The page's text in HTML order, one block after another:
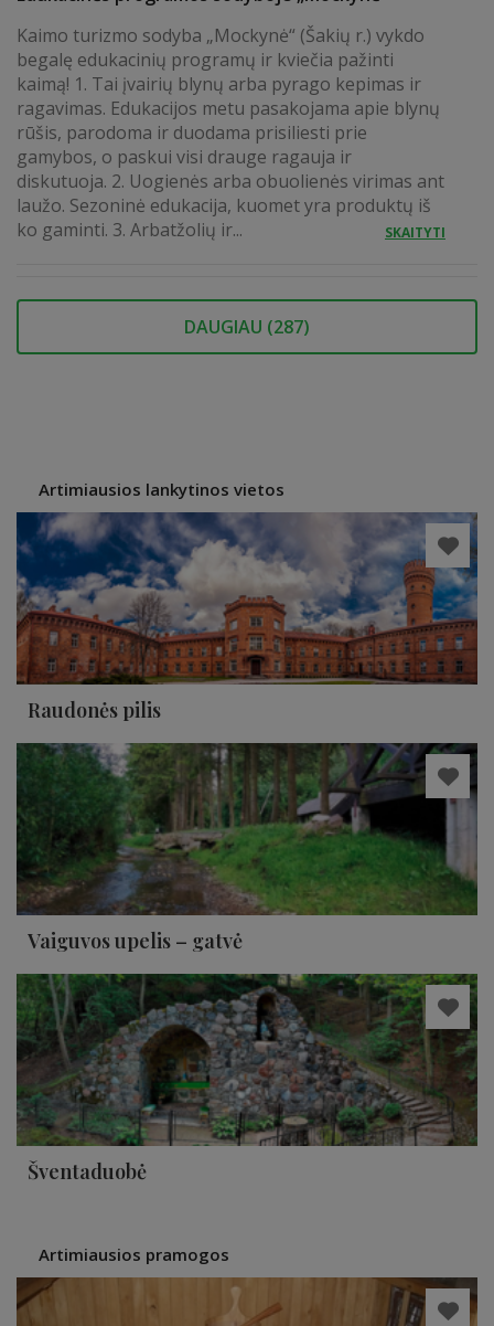
Kaimo turizmo sodyba „Mockynė“ (Šakių r.) vykdo
begalę edukacinių programų ir kviečia pažinti
kaimą! 1. Tai įvairių blynų arba pyrago kepimas ir
ragavimas. Edukacijos metu pasakojama apie blynų
rūšis, parodoma ir duodama prisiliesti prie
gamybos, o paskui visi drauge ragauja ir
diskutuoja. 2. Uogienės arba obuolienės virimas ant
laužo. Sezoninė edukacija, kuomet yra produktų iš
ko gaminti. 3. Arbatžolių ir...
SKAITYTI
DAUGIAU (287)
Artimiausios lankytinos vietos
Raudonės pilis
Vaiguvos upelis – gatvė
Šventaduobė
Artimiausios pramogos